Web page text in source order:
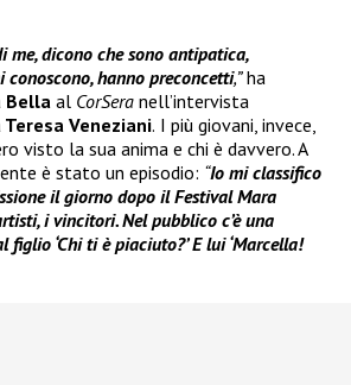
me, dicono che sono antipatica,
conoscono, hanno preconcetti,”ha
Bella al CorSera nell’intervista
Teresa Veneziani. I più giovani, invece,
visto la sua anima e chi è davvero. A
è stato un episodio: “Io mi classifico
il giorno dopo il Festival Mara
i vincitori. Nel pubblico c’è una
figlio ‘Chi ti è piaciuto?’ E lui ‘Marcella!